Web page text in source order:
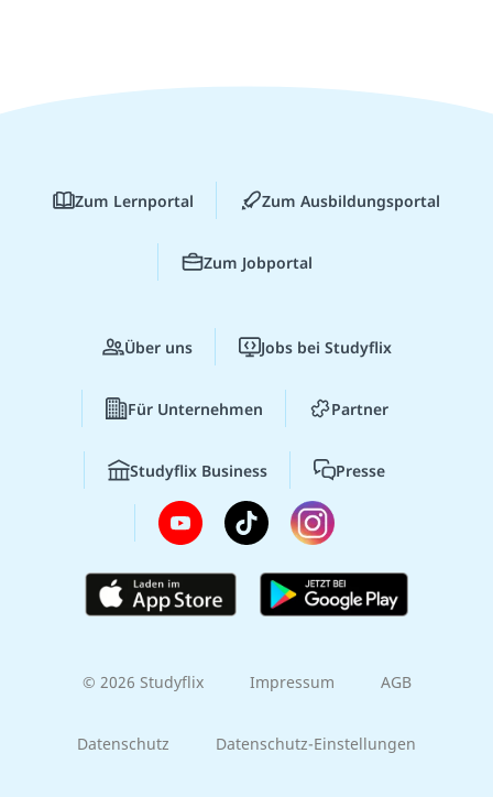
Zum Lernportal Zum Ausbildungsportal
Zum Jobportal
Über uns Jobs bei Studyflix
Für Unternehmen Partner
Studyflix Business Presse
© 2026 Studyflix Impressum AGB
Datenschutz Datenschutz-Einstellungen